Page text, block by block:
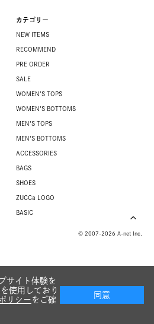
カテゴリー
NEW ITEMS
RECOMMEND
PRE ORDER
SALE
WOMEN'S TOPS
WOMEN'S BOTTOMS
MEN'S TOPS
MEN'S BOTTOMS
ACCESSORIES
BAGS
SHOES
ZUCCa LOGO
BASIC
© 2007-2026 A-net Inc.
サイト体験を
使用しており
リシー をご確
同意